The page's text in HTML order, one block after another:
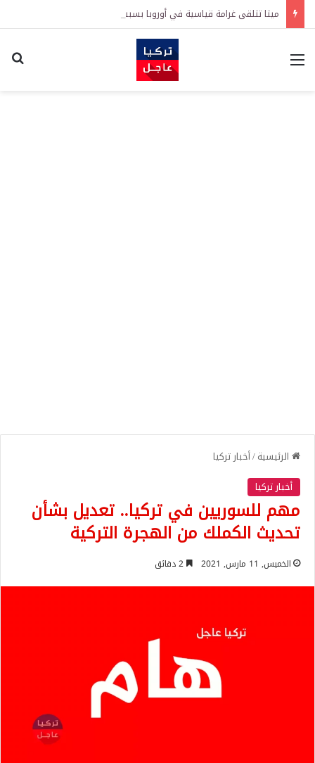
القائمة
الرئيسية/أخبار تركيا
أخبار تركيا
مهم للسوريين في تركيا.. تعديل بشأن
تحديث الكملك من الهجرة التركية
الخميس, 11 مارس, 2021